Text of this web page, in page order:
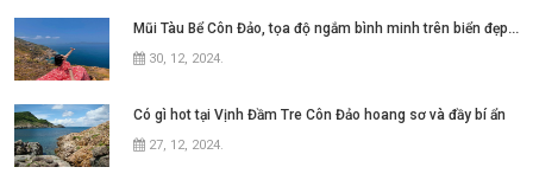
Mũi Tàu Bể Côn Đảo, tọa độ ngắm bình minh trên biển đẹp mê hồn
30, 12, 2024.
Có gì hot tại Vịnh Đầm Tre Côn Đảo hoang sơ và đầy bí ẩn
27, 12, 2024.